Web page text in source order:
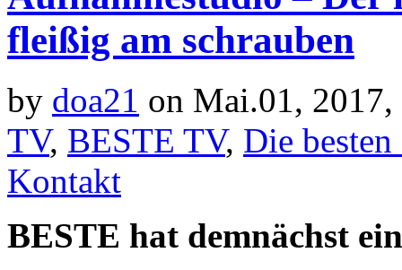
fleißig am schrauben
by doa21 on Mai.01,
TV, BESTE TV, Die
Kontakt
BESTE hat demnächst